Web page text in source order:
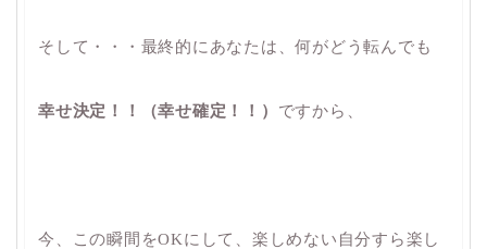
そして・・・最終的にあなたは、何がどう転んでも
幸せ決定！！（幸せ確定！！） ですから、
今、この瞬間をOKにして、楽しめない自分すら楽し